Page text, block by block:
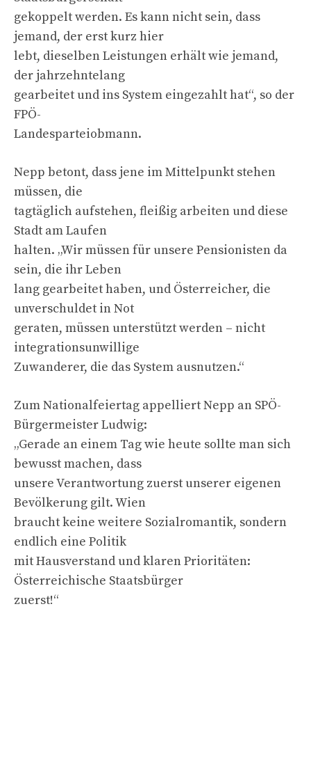
gekoppelt werden. Es kann nicht sein, dass
jemand, der erst kurz hier
lebt, dieselben Leistungen erhält wie jemand,
der jahrzehntelang
gearbeitet und ins System eingezahlt hat“, so der
FPÖ-
Landesparteiobmann.
Nepp betont, dass jene im Mittelpunkt stehen
müssen, die
tagtäglich aufstehen, fleißig arbeiten und diese
Stadt am Laufen
halten. „Wir müssen für unsere Pensionisten da
sein, die ihr Leben
lang gearbeitet haben, und Österreicher, die
unverschuldet in Not
geraten, müssen unterstützt werden – nicht
integrationsunwillige
Zuwanderer, die das System ausnutzen.“
Zum Nationalfeiertag appelliert Nepp an SPÖ-
Bürgermeister Ludwig:
„Gerade an einem Tag wie heute sollte man sich
bewusst machen, dass
unsere Verantwortung zuerst unserer eigenen
Bevölkerung gilt. Wien
braucht keine weitere Sozialromantik, sondern
endlich eine Politik
mit Hausverstand und klaren Prioritäten:
Österreichische Staatsbürger
zuerst!“